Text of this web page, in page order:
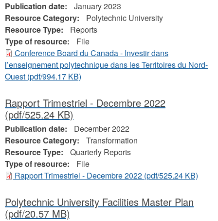
Publication date:
January 2023
Resource Category:
Polytechnic University
Resource Type:
Reports
Type of resource:
File
Conference Board du Canada - Investir dans
l’enseignement polytechnique dans les Territoires du Nord-
Ouest (pdf/994.17 KB)
Rapport Trimestriel - Decembre 2022
(pdf/525.24 KB)
Publication date:
December 2022
Resource Category:
Transformation
Resource Type:
Quarterly Reports
Type of resource:
File
Rapport Trimestriel - Decembre 2022 (pdf/525.24 KB)
Polytechnic University Facilities Master Plan
(pdf/20.57 MB)